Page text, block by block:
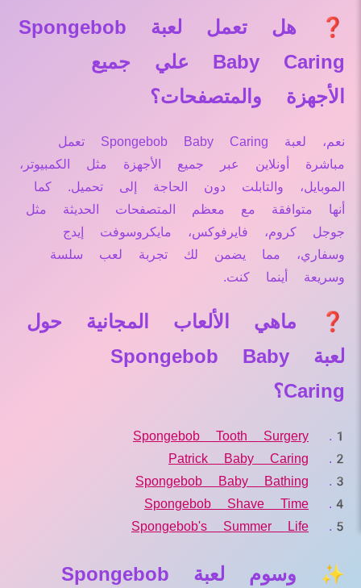
❓ هل تعمل لعبة Spongebob
Baby Caring علي جميع
الأجهزة والمتصفحات؟
نعم، لعبة Spongebob Baby Caring تعمل
مباشرة أونلاين عبر جميع الأجهزة مثل الكمبيوتر،
الموبايل، والتابلت دون الحاجة إلى تحميل. كما
أنها متوافقة مع معظم المتصفحات الحديثة مثل
جوجل كروم، فايرفوكس، مايكروسوفت إيدج
وسفاري، مما يضمن لك تجربة لعب سلسة
وسريعة أينما كنت.
❓ ماهي الألعاب المجانية حول
لعبة Spongebob Baby
Caring؟
Spongebob Tooth Surgery
Patrick Baby Caring
Spongebob Baby Bathing
Spongebob Shave Time
Spongebob's Summer Life
✨ وسوم لعبة Spongebob